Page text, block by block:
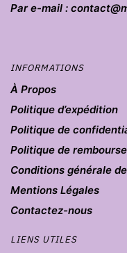
Par e-mail :
INFORMATIONS
À Propos
Politique d’expédition
Politique de
Politique de
Conditions générale
Mentions Légales
Contactez-nous
LIENS UTILES